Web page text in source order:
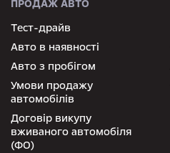
ПРОДАЖ АВТО
Тест-драйв
Авто в наявності
Авто з пробігом
Умови продажу
автомобілів
Договір викупу
вживаного автомобіля
(ФО)